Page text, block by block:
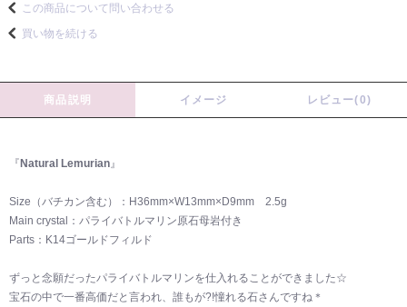
この商品について問い合わせる
買い物を続ける
商品説明 イメージ レビュー(0)
『Natural Lemurian 』
Size（バチカン含む）：H36mm×W13mm×D9mm 2.5g
Main crystal：パライバトルマリン原石母岩付き
Parts：K14ゴールドフィルド
ずっと念願だったパライバトルマリンを仕入れることができました☆
宝石の中で一番高価だと言われ、誰もが?!憧れる石さんですね＊